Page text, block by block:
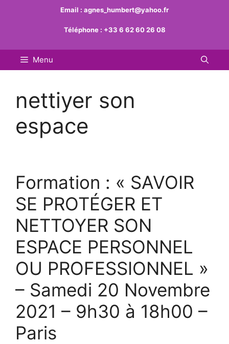
Email : agnes_humbert@yahoo.fr
Téléphone : +33 6 62 60 26 08
Menu
nettiyer son
espace
Formation : « SAVOIR
SE PROTÉGER ET
NETTOYER SON
ESPACE PERSONNEL
OU PROFESSIONNEL »
– Samedi 20 Novembre
2021 – 9h30 à 18h00 –
Paris